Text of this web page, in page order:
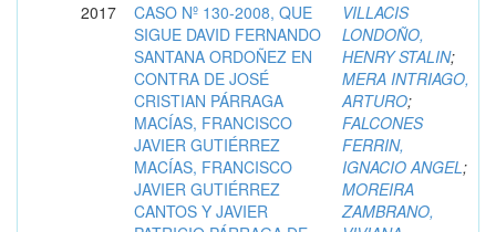
2017
CASO Nº 130-2008, QUE
SIGUE DAVID FERNANDO
SANTANA ORDOÑEZ EN
CONTRA DE JOSÉ
CRISTIAN PÁRRAGA
MACÍAS, FRANCISCO
JAVIER GUTIÉRREZ
MACÍAS, FRANCISCO
JAVIER GUTIÉRREZ
CANTOS Y JAVIER
VILLACIS
LONDOÑO,
HENRY STALIN;
MERA INTRIAGO,
ARTURO;
FALCONES
FERRIN,
IGNACIO ANGEL;
MOREIRA
ZAMBRANO,